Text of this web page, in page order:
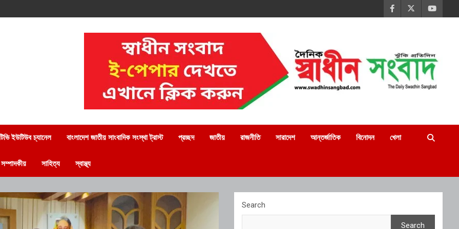
ইউটিউব চ্যানেল বাংলাদেশ জাতীয় সাংবাদিক সংস্থা ট্রাস্ট প্রচ্ছদ জাতীয় রাজনীতি সারাদেশ আন্তর্জাতিক বিনোদন খেলা
সম্পাদকীয় সাহিত্য স্বাস্থ্য
Search
Search